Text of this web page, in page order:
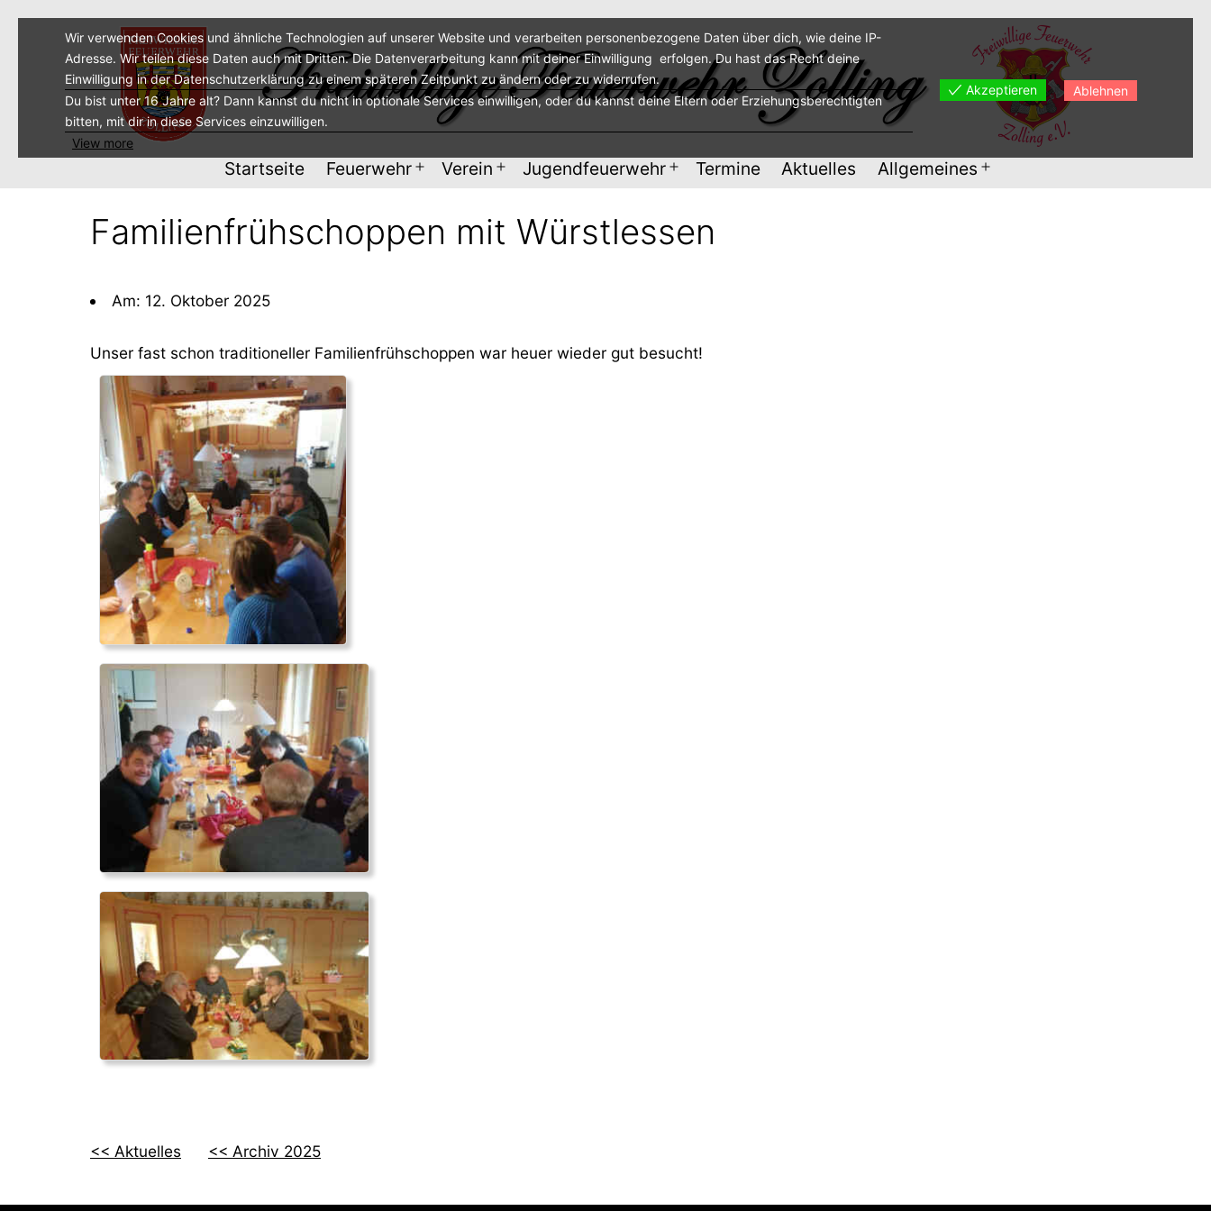
Startseite Feuerwehr MenüVerein MenüJugendfeuerwehr MenüTermine Aktuelles Allgemeines Menü
Familienfrühschoppen mit Würstlessen
Am: 12. Oktober 2025
Unser fast schon traditioneller Familienfrühschoppen war heuer wieder gut besucht!
<< Aktuelles << Archiv 2025
Wir verwenden Cookies und ähnliche Technologien auf unserer Website und verarbeiten personenbezogene Daten über dich, wie deine IP-
Adresse. Wir teilen diese Daten auch mit Dritten. Die Datenverarbeitung kann mit deiner Einwilligung erfolgen. Du hast das Recht deine
Einwilligung in der Datenschutzerklärung zu einem späteren Zeitpunkt zu ändern oder zu widerrufen.
Du bist unter 16 Jahre alt? Dann kannst du nicht in optionale Services einwilligen, oder du kannst deine Eltern oder Erziehungsberechtigten
bitten, mit dir in diese Services einzuwilligen.
View more
Akzeptieren Ablehnen